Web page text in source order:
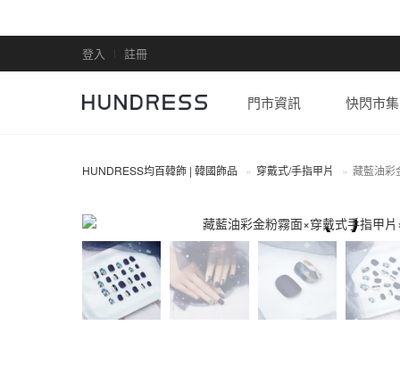
登入 註冊
門市資訊 快閃市集
HUNDRESS均百韓飾 | 韓國飾品 穿戴式/手指甲片 藏藍油彩
穿戴式/手指甲片